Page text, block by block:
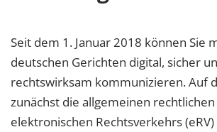
Seit dem 1. Januar 2018 können Sie
deutschen Gerichten digital, sicher
rechtswirksam kommunizieren. Auf
zunächst die allgemeinen
elektronischen Rechtsverkehrs